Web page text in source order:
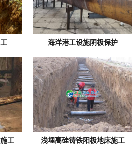
海洋港工设施阴极保护
工 浅埋高硅铸铁阳极地床施工